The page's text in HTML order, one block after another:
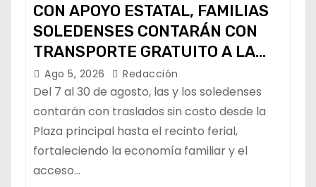
CON APOYO ESTATAL, FAMILIAS
SOLEDENSES CONTARÁN CON
TRANSPORTE GRATUITO A LA
FENAPO
Ago 5, 2026 Redacción
Del 7 al 30 de agosto, las y los soledenses
contarán con traslados sin costo desde la
Plaza principal hasta el recinto ferial,
fortaleciendo la economía familiar y el
acceso…